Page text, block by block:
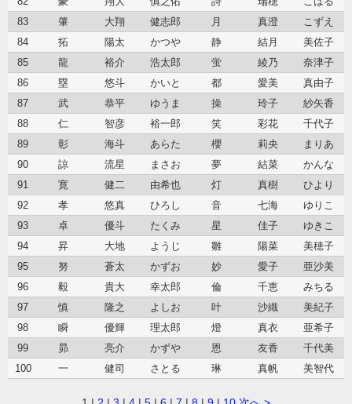
83
肇 大翔 健志郎 月 真澄
こずえ
84
拓 陽太 かつや 静 結月
美佐子
85
龍 裕介 浩太郎 蛍 綾乃
奈津子
86
塁 悠斗 かいと 都 愛美
真由子
87
武 恭平 ゆうま 操 玲子
紗矢香
88
仁 智彦 裕一郎 笑 彩花
千代子
89
彰 海斗 あらた 櫻 莉央
まりあ
90
諒 流星 まさお 夢 結菜
かんな
91
寛 健二 由希也 灯 真樹
ひより
92
孝 悠真 ひろし 音 七海
ゆりこ
93
卓 優斗 たくみ 星 佳子
ゆきこ
94
昇 大地 ようじ 雛 陽菜
美穂子
95
努 蒼太 かずお 妙 愛子
亜沙美
96
毅 貴大 幸太郎 倫 千恵
みちる
97
慎 隆之 よしお 叶 沙織
美紀子
98
瞬 優輝 理太郎 燈 真衣
亜希子
99
昴 亮介 かずや 恩 友香
千代美
100
一 健司 さとる 琳 真帆 美智代